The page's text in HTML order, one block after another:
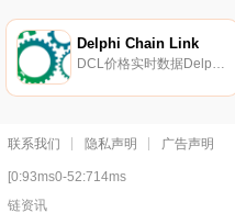
Delphi Chain Link
联系我们 隐私声明 广告声明
[0:93ms0-52:714ms
链资讯